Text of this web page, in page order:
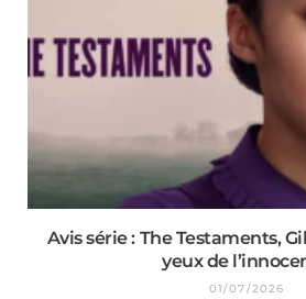
Avis série : The Testaments,
yeux de
01/07/2026